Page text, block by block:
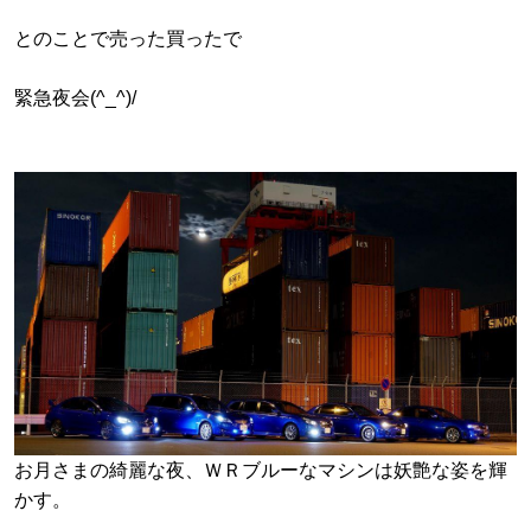
とのことで売った買ったで
緊急夜会(^_^)/
お月さまの綺麗な夜、ＷＲブルーなマシンは妖艶な姿を輝
かす。